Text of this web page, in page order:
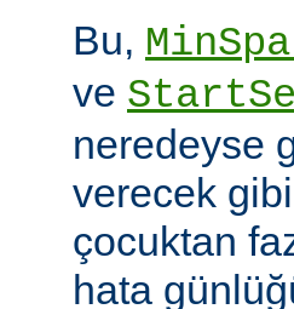
Bu,
ve
neredeyse
verecek
çocuktan
hata